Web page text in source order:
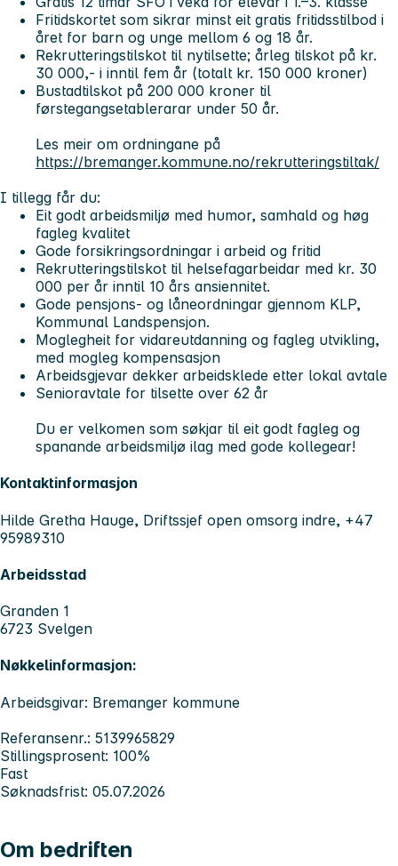
Fritidskortet som sikrar minst eit gratis fritidsstilbod i
året for barn og unge mellom 6 og 18 år.
Rekrutteringstilskot til nytilsette; årleg tilskot på kr.
30 000,- i inntil fem år (totalt kr. 150 000 kroner)
Bustadtilskot på 200 000 kroner til
førstegangsetablerarar under 50 år.
Les meir om ordningane på
https://bremanger.kommune.no/rekrutteringstiltak/
I tillegg får du:
Eit godt arbeidsmiljø med humor, samhald og høg
fagleg kvalitet
Gode forsikringsordningar i arbeid og fritid
Rekrutteringstilskot til helsefagarbeidar med kr. 30
000 per år inntil 10 års ansiennitet.
Gode pensjons- og låneordningar gjennom KLP,
Kommunal Landspensjon.
Moglegheit for vidareutdanning og fagleg utvikling,
med mogleg kompensasjon
Arbeidsgjevar dekker arbeidsklede etter lokal avtale
Senioravtale for tilsette over 62 år
Du er velkomen som søkjar til eit godt fagleg og
spanande arbeidsmiljø ilag med gode kollegear!
Kontaktinformasjon
Hilde Gretha Hauge, Driftssjef open omsorg indre, +47
95989310
Arbeidsstad
Granden 1
6723 Svelgen
Nøkkelinformasjon:
Arbeidsgivar: Bremanger kommune
Referansenr.: 5139965829
Stillingsprosent: 100%
Fast
Søknadsfrist: 05.07.2026
Om bedriften